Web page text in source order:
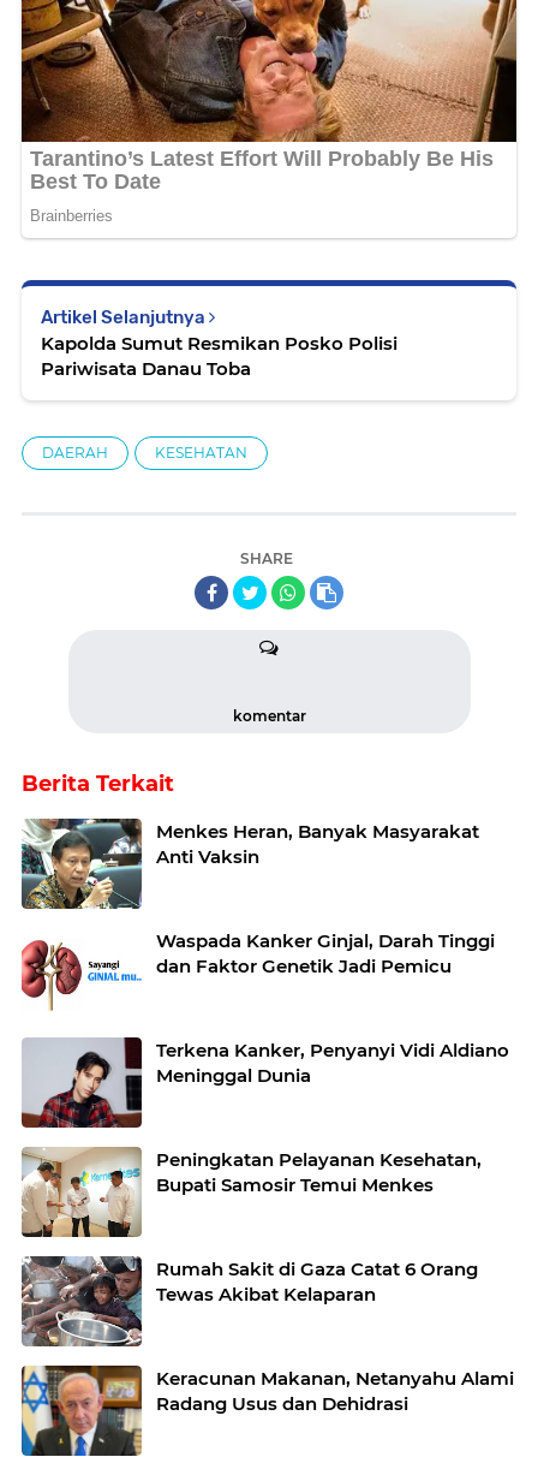
Artikel Selanjutnya
Kapolda Sumut Resmikan Posko Polisi
Pariwisata Danau Toba
DAERAH KESEHATAN
SHARE
komentar
Berita Terkait
Menkes Heran, Banyak Masyarakat
Anti Vaksin
Waspada Kanker Ginjal, Darah Tinggi
dan Faktor Genetik Jadi Pemicu
Terkena Kanker, Penyanyi Vidi Aldiano
Meninggal Dunia
Peningkatan Pelayanan Kesehatan,
Bupati Samosir Temui Menkes
Rumah Sakit di Gaza Catat 6 Orang
Tewas Akibat Kelaparan
Keracunan Makanan, Netanyahu Alami
Radang Usus dan Dehidrasi